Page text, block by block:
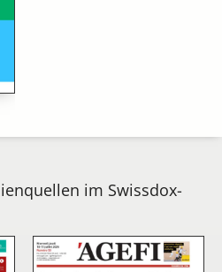
im Swissdox-